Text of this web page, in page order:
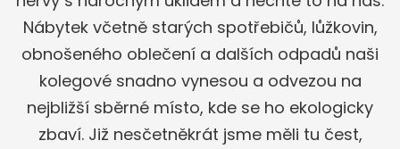
Nábytek včetně starých spotřebičů, lůžkovin,
obnošeného oblečení a dalších odpadů naši
kolegové snadno vynesou a odvezou na
nejbližší sběrné místo, kde se ho ekologicky
zbaví. Již nesčetněkrát jsme měli tu čest,